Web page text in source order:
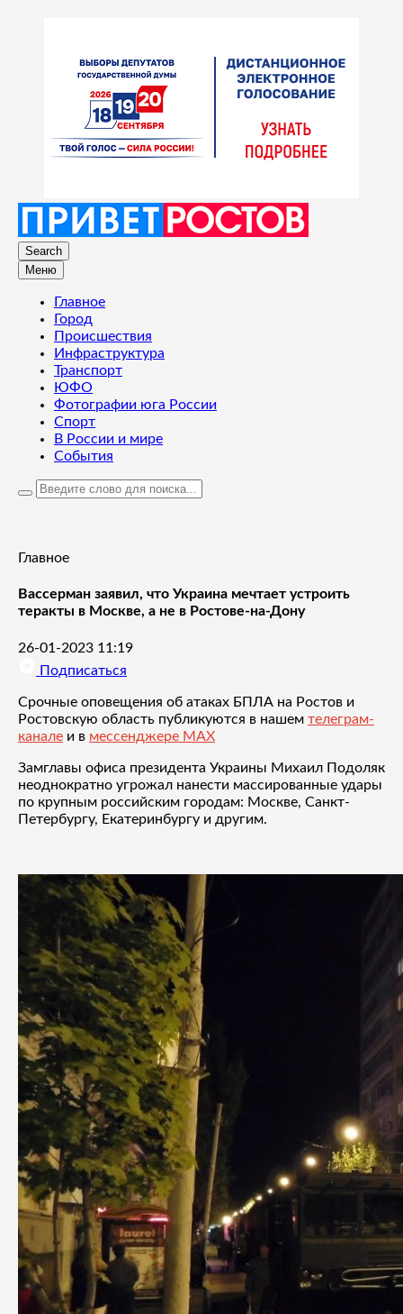
Search
Меню
Главное
Город
Происшествия
Инфраструктура
Транспорт
ЮФО
Фотографии юга России
Спорт
В России и мире
События
Главное
Вассерман заявил, что Украина мечтает устроить
теракты в Москве, а не в Ростове-на-Дону
26-01-2023 11:19
Подписаться
Срочные оповещения об атаках БПЛА на Ростов и
Ростовскую область публикуются в нашем телеграм-
канале и в мессенджере MAX
Замглавы офиса президента Украины Михаил Подоляк
неоднократно угрожал нанести массированные удары
по крупным российским городам: Москве, Санкт-
Петербургу, Екатеринбургу и другим.